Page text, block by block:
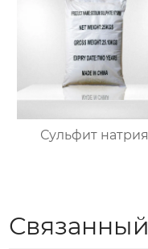
Сульфит натрия
Связанный